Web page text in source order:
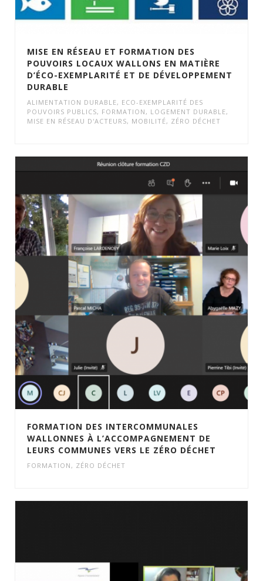
MISE EN RÉSEAU ET FORMATION DES
POUVOIRS LOCAUX WALLONS EN MATIÈRE
D’ÉCO-EXEMPLARITÉ ET DE DÉVELOPPEMENT
DURABLE
ALIMENTATION DURABLE, ECO-EXEMPLARITÉ DES
POUVOIRS PUBLICS, FORMATION , LOGEMENT DURABLE,
MISE EN RÉSEAU D'ACTEURS, MOBILITÉ, ZÉRO DÉCHET
FORMATION DES INTERCOMMUNALES
WALLONNES À L’ACCOMPAGNEMENT DE
LEURS COMMUNES VERS LE ZÉRO DÉCHET
FORMATION , ZÉRO DÉCHET